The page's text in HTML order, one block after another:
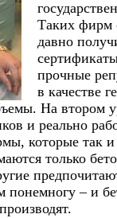
Таких фирм
давно
прочные
в качестве
На втором
и реально
которые так
только
– и